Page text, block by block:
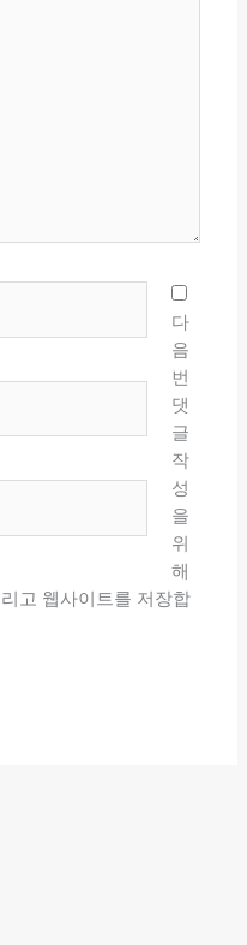
다
음
번
댓
글
작
성
을
위
해
고 웹사이트를 저장합